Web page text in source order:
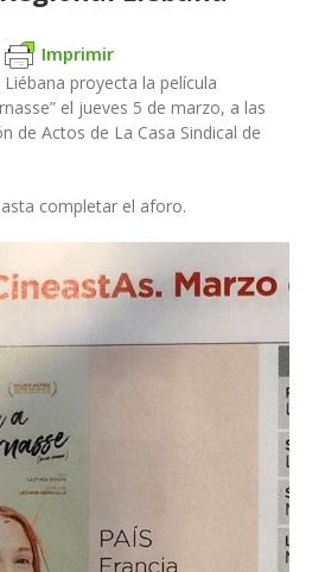
Imprimir
proyecta la película
el jueves 5 de marzo, a las
de Actos de La Casa Sindical de
completar el aforo.